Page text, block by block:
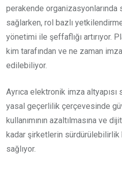
perakende
sağlarken, rol bazlı
yönetimi ile şeffaflığı artırıyor.
kim tarafından ve ne zaman
edilebiliyor.
Ayrıca elektronik imza
yasal geçerlilik çerçevesinde
kullanımının azaltılmasına ve
kadar şirketlerin sürdürülebilirlik
sağlıyor.